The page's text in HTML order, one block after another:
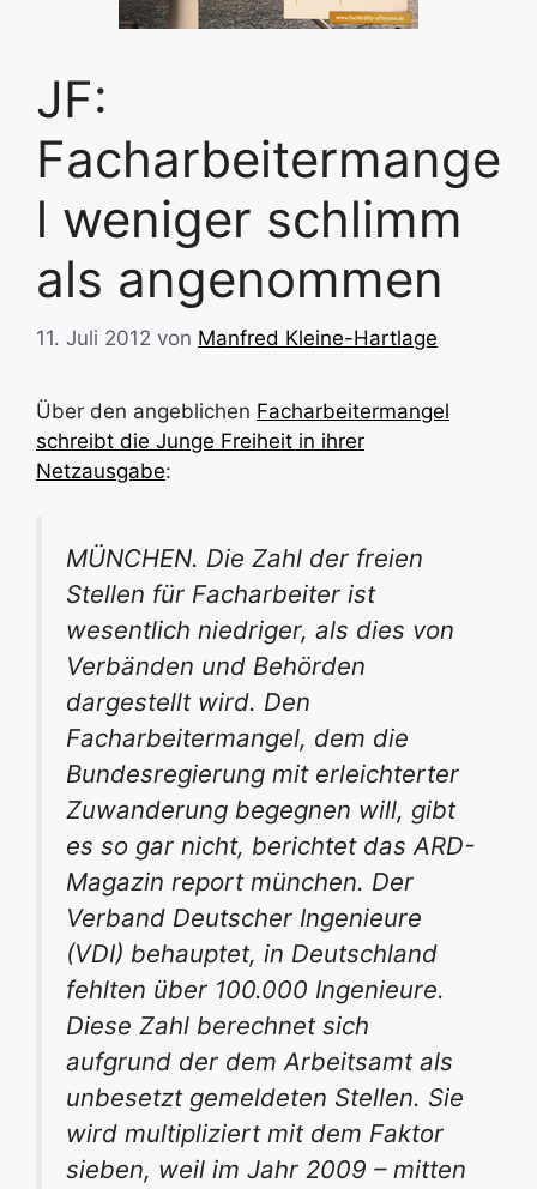
JF:
Facharbeitermange
l weniger schlimm
als angenommen
11. Juli 2012 von Manfred Kleine-Hartlage
Über den angeblichen Facharbeitermangel
schreibt die Junge Freiheit in ihrer
Netzausgabe:
MÜNCHEN. Die Zahl der freien
Stellen für Facharbeiter ist
wesentlich niedriger, als dies von
Verbänden und Behörden
dargestellt wird. Den
Facharbeitermangel, dem die
Bundesregierung mit erleichterter
Zuwanderung begegnen will, gibt
es so gar nicht, berichtet das ARD-
Magazin report münchen. Der
Verband Deutscher Ingenieure
(VDI) behauptet, in Deutschland
fehlten über 100.000 Ingenieure.
Diese Zahl berechnet sich
aufgrund der dem Arbeitsamt als
unbesetzt gemeldeten Stellen. Sie
wird multipliziert mit dem Faktor
sieben, weil im Jahr 2009 – mitten